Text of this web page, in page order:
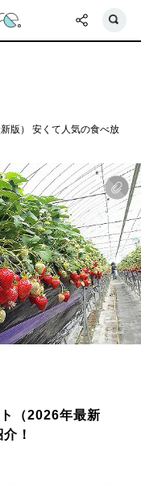
版） 安くて人気の食べ放
（2026年最新
！